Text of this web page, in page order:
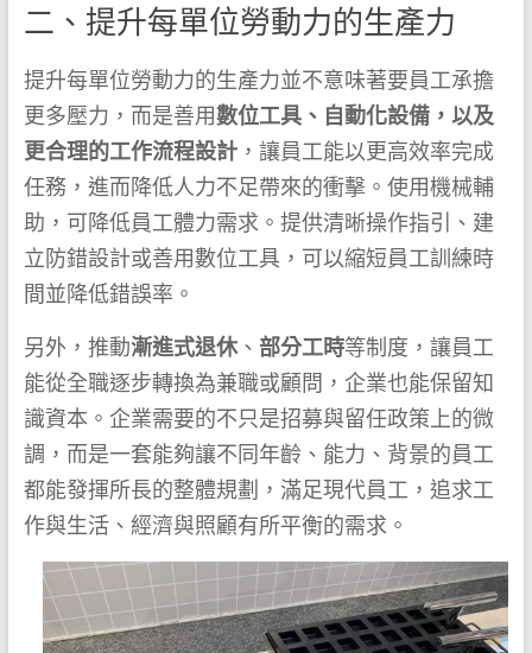
二、提升每單位勞動力的生產力
提升每單位勞動力的生產力並不意味著要員工承擔
更多壓力，而是善用數位工具、自動化設備，以及
更合理的工作流程設計，讓員工能以更高效率完成
任務，進而降低人力不足帶來的衝擊。使用機械輔
助，可降低員工體力需求。提供清晰操作指引、建
立防錯設計或善用數位工具，可以縮短員工訓練時
間並降低錯誤率。
另外，推動漸進式退休、 部分工時等制度，讓員工
能從全職逐步轉換為兼職或顧問，企業也能保留知
識資本。企業需要的不只是招募與留任政策上的微
調，而是一套能夠讓不同年齡、能力、背景的員工
都能發揮所長的整體規劃，滿足現代員工，追求工
作與生活、經濟與照顧有所平衡的需求。